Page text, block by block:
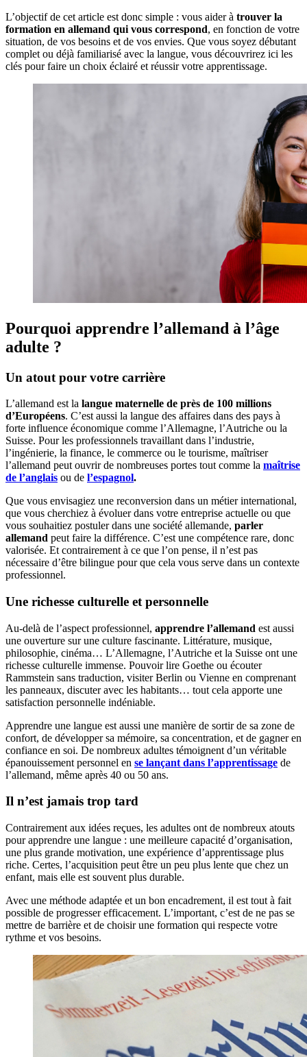
L’objectif de cet article est donc simple : vous aider à trouver la
formation en allemand qui vous correspond, en fonction de votre
situation, de vos besoins et de vos envies. Que vous soyez débutant
complet ou déjà familiarisé avec la langue, vous découvrirez ici les
clés pour faire un choix éclairé et réussir votre apprentissage.
Pourquoi apprendre l’allemand à l’âge
adulte ?
Un atout pour votre carrière
L’allemand est la langue maternelle de près de 100 millions
d’Européens. C’est aussi la langue des affaires dans des pays à
forte influence économique comme l’Allemagne, l’Autriche ou la
Suisse. Pour les professionnels travaillant dans l’industrie,
l’ingénierie, la finance, le commerce ou le tourisme, maîtriser
l’allemand peut ouvrir de nombreuses portes tout comme la maîtrise
de l’anglais ou de l’espagnol.
Que vous envisagiez une reconversion dans un métier international,
que vous cherchiez à évoluer dans votre entreprise actuelle ou que
vous souhaitiez postuler dans une société allemande, parler
allemand peut faire la différence. C’est une compétence rare, donc
valorisée. Et contrairement à ce que l’on pense, il n’est pas
nécessaire d’être bilingue pour que cela vous serve dans un contexte
professionnel.
Une richesse culturelle et personnelle
Au-delà de l’aspect professionnel, apprendre l’allemand est aussi
une ouverture sur une culture fascinante. Littérature, musique,
philosophie, cinéma… L’Allemagne, l’Autriche et la Suisse ont une
richesse culturelle immense. Pouvoir lire Goethe ou écouter
Rammstein sans traduction, visiter Berlin ou Vienne en comprenant
les panneaux, discuter avec les habitants… tout cela apporte une
satisfaction personnelle indéniable.
Apprendre une langue est aussi une manière de sortir de sa zone de
confort, de développer sa mémoire, sa concentration, et de gagner en
confiance en soi. De nombreux adultes témoignent d’un véritable
épanouissement personnel en se lançant dans l’apprentissage de
l’allemand, même après 40 ou 50 ans.
Il n’est jamais trop tard
Contrairement aux idées reçues, les adultes ont de nombreux atouts
pour apprendre une langue : une meilleure capacité d’organisation,
une plus grande motivation, une expérience d’apprentissage plus
riche. Certes, l’acquisition peut être un peu plus lente que chez un
enfant, mais elle est souvent plus durable.
Avec une méthode adaptée et un bon encadrement, il est tout à fait
possible de progresser efficacement. L’important, c’est de ne pas se
mettre de barrière et de choisir une formation qui respecte votre
rythme et vos besoins.